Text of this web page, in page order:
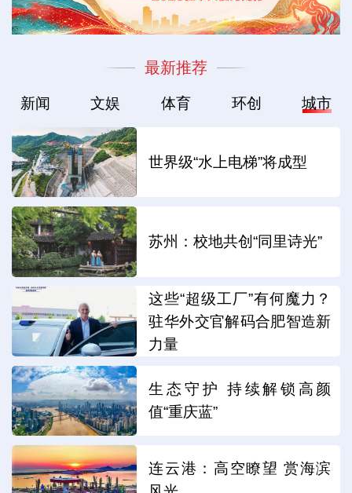
最新推荐
新闻 文娱 体育 环创 城市
世界级“水上电梯”将成型
苏州：校地共创“同里诗光”
这些“超级工厂”有何魔力？
驻华外交官解码合肥智造新
力量
生态守护 持续解锁高颜
值“重庆蓝”
连云港：高空瞭望 赏海滨